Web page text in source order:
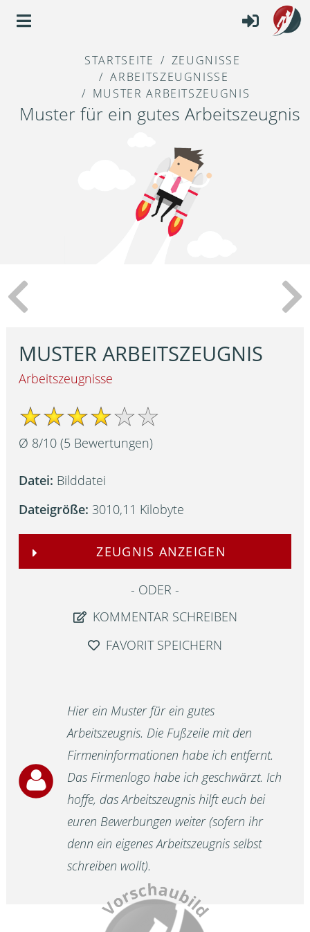
STARTSEITE
ZEUGNISSE
ARBEITSZEUGNISSE
MUSTER ARBEITSZEUGNIS
Muster für ein gutes Arbeitszeugnis
MUSTER ARBEITSZEUGNIS
Arbeitszeugnisse
Ø 8/10 (5 Bewertungen)
Datei: Bilddatei
Dateigröße: 3010,11 Kilobyte
ZEUGNIS ANZEIGEN
ODER
KOMMENTAR SCHREIBEN
FAVORIT SPEICHERN
Hier ein Muster für ein gutes
Arbeitszeugnis. Die Fußzeile mit den
Firmeninformationen habe ich entfernt.
Das Firmenlogo habe ich geschwärzt. Ich
hoffe, das Arbeitszeugnis hilft euch bei
euren Bewerbungen weiter (sofern ihr
denn ein eigenes Arbeitszeugnis selbst
schreiben wollt).